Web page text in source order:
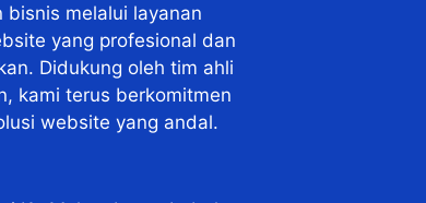
bisnis melalui layanan
yang profesional dan
Didukung oleh tim ahli
kami terus berkomitmen
website yang andal.